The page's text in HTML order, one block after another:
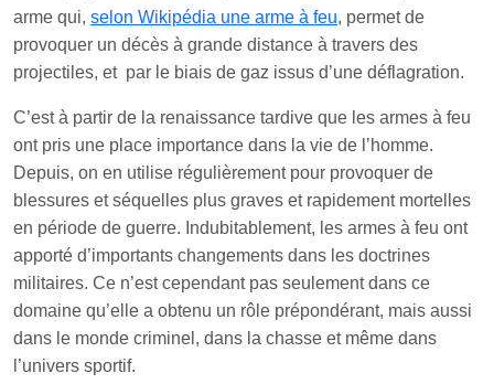
arme qui, selon Wikipédia une arme à feu, permet de
provoquer un décès à grande distance à travers des
projectiles, et par le biais de gaz issus d’une déflagration.
C’est à partir de la renaissance tardive que les armes à feu
ont pris une place importance dans la vie de l’homme.
Depuis, on en utilise régulièrement pour provoquer de
blessures et séquelles plus graves et rapidement mortelles
en période de guerre. Indubitablement, les armes à feu ont
apporté d’importants changements dans les doctrines
militaires. Ce n’est cependant pas seulement dans ce
domaine qu’elle a obtenu un rôle prépondérant, mais aussi
dans le monde criminel, dans la chasse et même dans
l’univers sportif.